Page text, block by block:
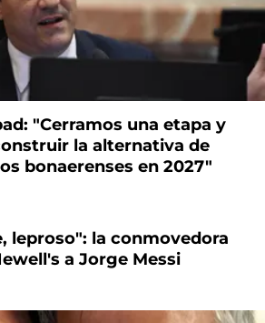
"Cerramos una etapa y
la alternativa de
bonaerenses en 2027"
leproso": la conmovedora
a Jorge Messi